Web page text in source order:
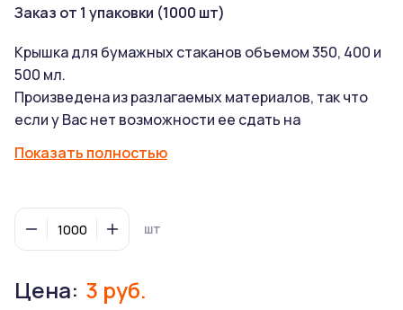
Заказ от 1 упаковки (1000 шт)
Крышка для бумажных стаканов объемом 350, 400 и
500 мл.
Произведена из разлагаемых материалов, так что
если у Вас нет возможности ее сдать на
привычным способом (в урну) и на полигоне она
образования микроплатика.
Она не позволяет горячему напитку пролиться,
вытечь из стаканчика, запачкать стол, руки, одежду.
время ветра.
Показать полностью
шт
Цена: 3 руб.